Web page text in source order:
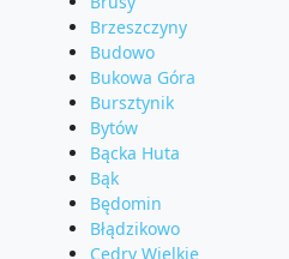
Brzeszczyny
Budowo
Bukowa Góra
Bursztynik
Bytów
Bącka Huta
Bąk
Będomin
Błądzikowo
Cedry Wielkie